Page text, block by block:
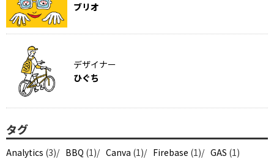
ブリオ
デザイナー
ひぐち
タグ
Analytics (3) BBQ (1) Canva (1) Firebase (1) GAS (1)